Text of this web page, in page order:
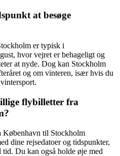
at besøge
er typisk i
hvor vejret er behageligt og
at nyde. Dog kan Stockholm
og om vinteren, især hvis du
flybilletter fra
til Stockholm
dine rejsedatoer og tidspunkter,
Du kan også holde øje med